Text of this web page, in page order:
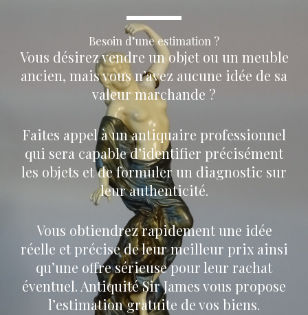
Besoin d’une estimation ?
Vous désirez vendre un objet ou un meuble
ancien, mais vous n’avez aucune idée de sa
valeur marchande ?
Faites appel à un antiquaire professionnel
qui sera capable d’identifier précisément
les objets et de formuler un diagnostic sur
leur authenticité.
Vous obtiendrez rapidement une idée
réelle et précise de leur meilleur prix ainsi
qu’une offre sérieuse pour leur rachat
éventuel. Antiquité Sir James vous propose
l’estimation gratuite de vos biens.